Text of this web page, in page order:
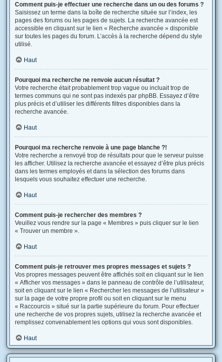
Comment puis-je effectuer une recherche dans un ou des forums ?
Saisissez un terme dans la boîte de recherche située sur l’index, les
pages des forums ou les pages de sujets. La recherche avancée est
accessible en cliquant sur le lien « Recherche avancée » disponible
sur toutes les pages du forum. L’accès à la recherche dépend du style
utilisé.
Haut
Pourquoi ma recherche ne renvoie aucun résultat ?
Votre recherche était probablement trop vague ou incluait trop de
termes communs qui ne sont pas indexés par phpBB. Essayez d’être
plus précis et d’utiliser les différents filtres disponibles dans la
recherche avancée.
Haut
Pourquoi ma recherche renvoie à une page blanche ?!
Votre recherche a renvoyé trop de résultats pour que le serveur puisse
les afficher. Utilisez la recherche avancée et essayez d’être plus précis
dans les termes employés et dans la sélection des forums dans
lesquels vous souhaitez effectuer une recherche.
Haut
Comment puis-je rechercher des membres ?
Veuillez vous rendre sur la page « Membres » puis cliquer sur le lien
« Trouver un membre ».
Haut
Comment puis-je retrouver mes propres messages et sujets ?
Vos propres messages peuvent être affichés soit en cliquant sur le lien
« Afficher vos messages » dans le panneau de contrôle de l’utilisateur,
soit en cliquant sur le lien « Rechercher les messages de l’utilisateur »
sur la page de votre propre profil ou soit en cliquant sur le menu
« Raccourcis » situé sur la partie supérieure du forum. Pour effectuer
une recherche de vos propres sujets, utilisez la recherche avancée et
remplissez convenablement les options qui vous sont disponibles.
Haut